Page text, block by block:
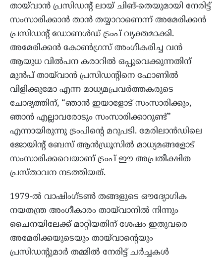
തായ്‌വാൻ പ്രസിഡന്റ് ലായ് ചിങ്-തെയുമായി നേരിട്ട്
സംസാരിക്കാൻ താൻ തയ്യാറാണെന്ന് അമേരിക്കൻ
പ്രസിഡന്റ് ഡോണൾഡ് ട്രംപ് വ്യക്തമാക്കി.
അമേരിക്കൻ കോൺഗ്രസ് അംഗീകരിച്ച വൻ
ആയുധ വിൽപന കരാറിൽ ഒപ്പുവെക്കുന്നതിന്
മുൻപ് തായ്‌വാൻ പ്രസിഡന്റിനെ ഫോണിൽ
വിളിക്കുമോ എന്ന മാധ്യമപ്രവർത്തകരുടെ
ചോദ്യത്തിന്, “ഞാൻ ഇയാളോട് സംസാരിക്കും,
ഞാൻ എല്ലാവരോടും സംസാരിക്കാറുണ്ട്”
എന്നായിരുന്നു ട്രംപിന്റെ മറുപടി. മേരിലാൻഡിലെ
ജോയിന്റ് ബേസ് ആൻഡ്രൂസിൽ മാധ്യമങ്ങളോട്
സംസാരിക്കവെയാണ് ട്രംപ് ഈ അപ്രതീക്ഷിത
പ്രസ്താവന നടത്തിയത്.
1979-ൽ വാഷിംഗ്ടൺ തങ്ങളുടെ ഔദ്യോഗിക
നയതന്ത്ര അംഗീകാരം തായ്‌വാനിൽ നിന്നും
ചൈനയിലേക്ക് മാറ്റിയതിന് ശേഷം ഇതുവരെ
അമേരിക്കയുടെയും തായ്‌വാന്റെയും
പ്രസിഡന്റുമാർ തമ്മിൽ നേരിട്ട് ചർച്ചകൾ